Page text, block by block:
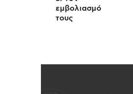
εμβολιασμό
τους